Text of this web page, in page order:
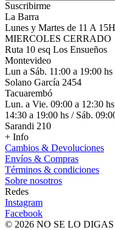
Suscribirme
La Barra
Lunes y Martes de 11 A
MIERCOLES CERRADO
Ruta 10 esq Los Ensueños
Montevideo
Lun a Sáb. 11:00 a 19:00 hs
Solano García 2454
Tacuarembó
Lun. a Vie. 09:00 a 12:30 hs
14:30 a 19:00 hs / Sáb.
Sarandi 210
+ Info
Cambios & Devoluciones
Envíos & Compras
Términos & condiciones
Sobre nosotros
Redes
Instagram
Facebook
© 2026 NO SE LO DIGAS